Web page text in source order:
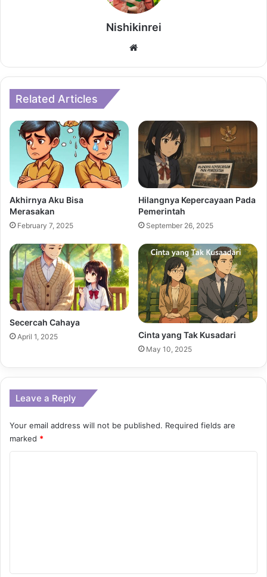
Nishikinrei
Related Articles
Akhirnya Aku Bisa
Merasakan
February 7, 2025
Hilangnya Kepercayaan Pada
Pemerintah
September 26, 2025
Secercah Cahaya
April 1, 2025 Cinta yang Tak Kusadari
May 10, 2025
Leave a Reply
Your email address will not be published. Required fields are
marked *